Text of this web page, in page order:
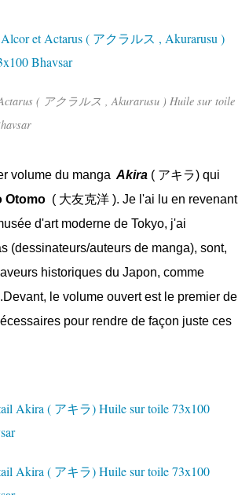
( アクラルス , Akurarusu ) Huile sur toile
volume du manga Akira ( アキラ) qui
Otomo ( 大友克洋 ). Je l'ai lu en revenant
d'art moderne de Tokyo, j'ai
(dessinateurs/auteurs de manga), sont,
historiques du Japon, comme
le volume ouvert est le premier de
pour rendre de façon juste ces